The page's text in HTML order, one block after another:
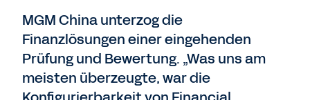
MGM China unterzog die
Finanzlösungen einer eingehenden
Prüfung und Bewertung. „Was uns am
meisten überzeugte, war die